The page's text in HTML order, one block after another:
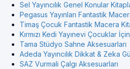
Sel Yayıncılık Genel Konular
Pegasus Yayınları Fantastik
Timaş Çocuk Fantastik Macera
Kırmızı Kedi Yayınevi Çocuklar
Tama Stüdyo Sahne Aksesuarları
Adeda Yayıncılık Dikkat & Zeka
SAZ Vurmali Çalgı Aksesuarları